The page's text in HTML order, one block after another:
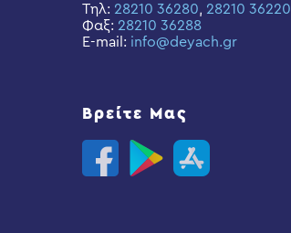
Τηλ: 28210 36280, 28210 36220
Φαξ: 28210 36288
E-mail: info@deyach.gr
Βρείτε Μας